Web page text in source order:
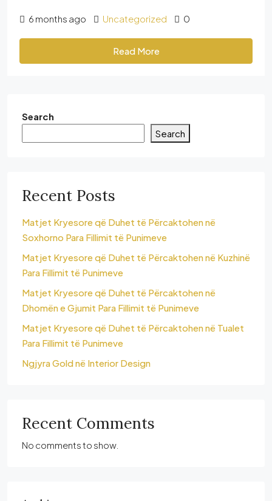
6 months ago Uncategorized 0
Read More
Search
Search
Recent Posts
Matjet Kryesore që Duhet të Përcaktohen në
Soxhorno Para Fillimit të Punimeve
Matjet Kryesore që Duhet të Përcaktohen në Kuzhinë
Para Fillimit të Punimeve
Matjet Kryesore që Duhet të Përcaktohen në
Dhomën e Gjumit Para Fillimit të Punimeve
Matjet Kryesore që Duhet të Përcaktohen në Tualet
Para Fillimit të Punimeve
Ngjyra Gold në Interior Design
Recent Comments
No comments to show.